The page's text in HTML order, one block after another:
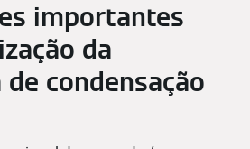
importantes
da
condensação